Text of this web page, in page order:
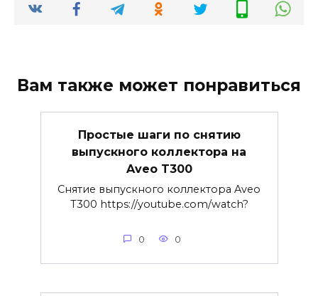
Вам также может понравиться
Простые шаги по снятию
выпускного коллектора на
Aveo T300
Снятие выпускного коллектора Aveo
T300 https://youtube.com/watch?
0 0